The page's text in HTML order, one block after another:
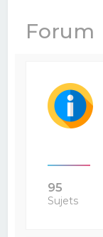
Forum
95
Sujets